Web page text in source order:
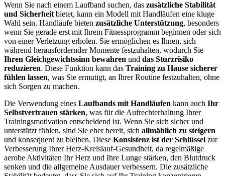
Wenn Sie nach einem Laufband suchen, das zusätzliche Stabilität
und Sicherheit bietet, kann ein Modell mit Handläufen eine kluge
Wahl sein. Handläufe bieten zusätzliche Unterstützung, besonders
wenn Sie gerade erst mit Ihrem Fitnessprogramm beginnen oder sich
von einer Verletzung erholen. Sie ermöglichen es Ihnen, sich
während herausfordernder Momente festzuhalten, wodurch Sie
Ihren Gleichgewichtssinn bewahren und das Sturzrisiko
reduzieren. Diese Funktion kann das Training zu Hause sicherer
fühlen lassen, was Sie ermutigt, an Ihrer Routine festzuhalten, ohne
sich Sorgen zu machen.
Die Verwendung eines Laufbands mit Handläufen kann auch Ihr
Selbstvertrauen stärken, was für die Aufrechterhaltung Ihrer
Trainingsmotivation entscheidend ist. Wenn Sie sich sicher und
unterstützt fühlen, sind Sie eher bereit, sich allmählich zu steigern
und konsequent zu bleiben. Diese Konsistenz ist der Schlüssel zur
Verbesserung Ihrer Herz-Kreislauf-Gesundheit, da regelmäßige
aerobe Aktivitäten Ihr Herz und Ihre Lunge stärken, den Blutdruck
senken und die allgemeine Ausdauer verbessern. Die zusätzliche